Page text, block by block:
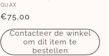
Verkoper:
QUAX
Normale
prijs
€75,00
Contacteer de winkel
om dit item te
bestellen